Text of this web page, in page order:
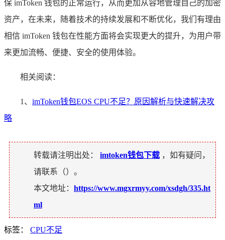
保 imToken 钱包的正常运行，从而更加从容地管理自己的加密
资产，在未来，随着技术的持续发展和不断优化，我们有理由
相信 imToken 钱包在性能方面将会实现更大的提升，为用户带
来更加流畅、便捷、安全的使用体验。
相关阅读：
1、 imToken钱包EOS CPU不足？原因解析与快速解决攻
略
转载请注明出处： imtoken钱包下载 ，如有疑问，
请联系（）。
本文地址： https://www.mgxrmyy.com/xsdgh/335.ht
ml
标签： CPU不足